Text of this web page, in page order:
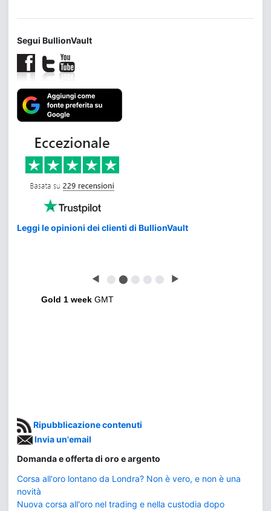
Segui BullionVault
Leggi le opinioni dei clienti di BullionVault
◀ ⬤ ⬤ ⬤ ⬤ ⬤ ▶
Gold 1 week GMT
Ripubblicazione contenuti
Invia un'email
Domanda e offerta di oro e argento
Corsa all'oro lontano da Londra? Non è vero, e non è una
novità
Nuova corsa all'oro nel trading e nella custodia dopo